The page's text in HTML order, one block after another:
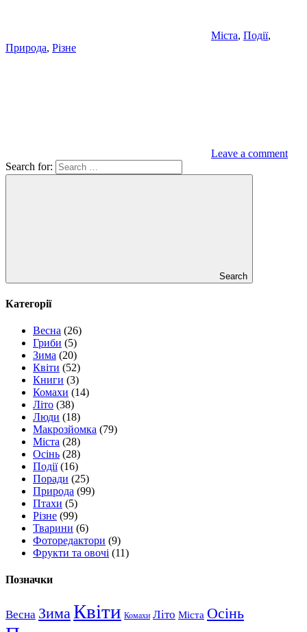
Міста, Події,
Природа, Різне
Leave a comment
Search for:
Search
Категорії
Весна (26)
Гриби (5)
Зима (20)
Квіти (52)
Книги (3)
Комахи (14)
Літо (38)
Люди (18)
Макрозйомка (79)
Міста (28)
Осінь (28)
Події(16)
Поради (25)
Природа (99)
Птахи (5)
Різне (99)
Тварини (6)
Фоторедактори (9)
Фрукти та овочі (11)
Позначки
Весна Зима Квіти Комахи Літо Міста Осінь